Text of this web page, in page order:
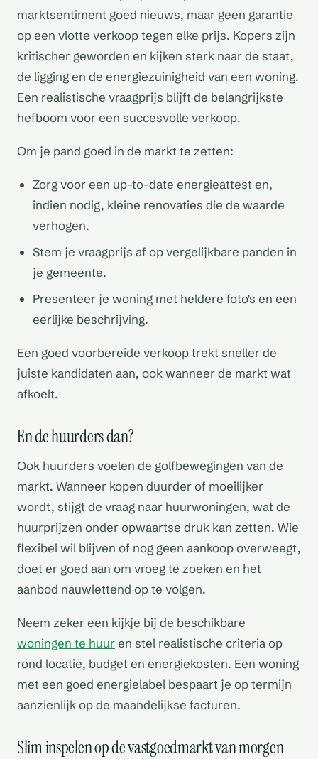
marktsentiment goed nieuws, maar geen garantie
op een vlotte verkoop tegen elke prijs. Kopers zijn
kritischer geworden en kijken sterk naar de staat,
de ligging en de energiezuinigheid van een woning.
Een realistische vraagprijs blijft de belangrijkste
hefboom voor een succesvolle verkoop.
Om je pand goed in de markt te zetten:
Zorg voor een up-to-date energieattest en,
indien nodig, kleine renovaties die de waarde
verhogen.
Stem je vraagprijs af op vergelijkbare panden in
je gemeente.
Presenteer je woning met heldere foto's en een
eerlijke beschrijving.
Een goed voorbereide verkoop trekt sneller de
juiste kandidaten aan, ook wanneer de markt wat
afkoelt.
En de huurders dan?
Ook huurders voelen de golfbewegingen van de
markt. Wanneer kopen duurder of moeilijker
wordt, stijgt de vraag naar huurwoningen, wat de
huurprijzen onder opwaartse druk kan zetten. Wie
flexibel wil blijven of nog geen aankoop overweegt,
doet er goed aan om vroeg te zoeken en het
aanbod nauwlettend op te volgen.
Neem zeker een kijkje bij de beschikbare
woningen te huuren stel realistische criteria op
rond locatie, budget en energiekosten. Een woning
met een goed energielabel bespaart je op termijn
aanzienlijk op de maandelijkse facturen.
Slim inspelen op de vastgoedmarkt van morgen